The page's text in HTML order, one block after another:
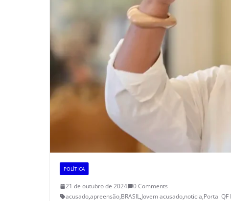
POLÍTICA
21 de outubro de 2024
0 Comments
acusado,apreensão,BRASIL,Jovem acusado,noticia,Portal QF